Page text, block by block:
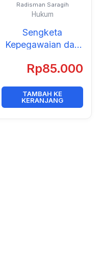
Radisman Saragih
Hukum
Sengketa
Kepegawaian dan
Peradilannya
Rp85.000
TAMBAH KE
KERANJANG